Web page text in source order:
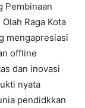
Pembinaan
Raga Kota
mengapresiasi
offline
dan inovasi
nyata
pendidkkan